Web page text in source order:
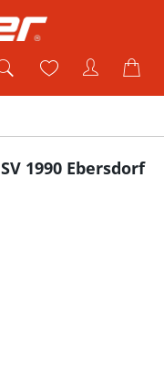
1990 Ebersdorf